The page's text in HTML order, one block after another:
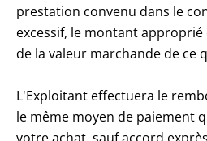
prestation convenu dans le
excessif, le montant approprié
de la valeur marchande de ce
L'Exploitant effectuera le
le même moyen de paiement